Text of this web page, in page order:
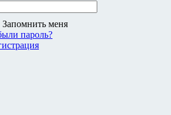
Запомнить меня
пароль?